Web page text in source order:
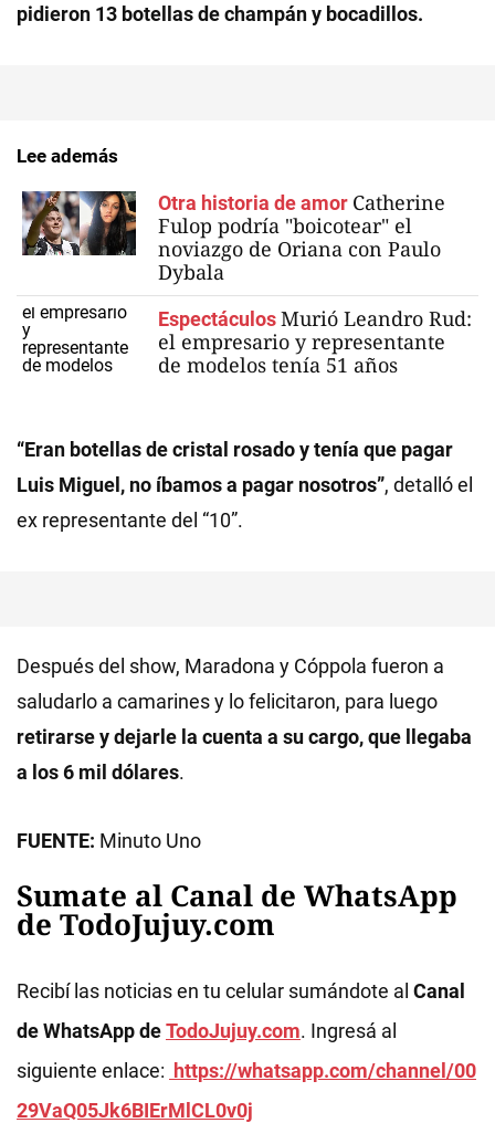
pidieron 13 botellas de champán y bocadillos.
Lee además
Otra historia de amor Catherine
Fulop podría "boicotear" el
noviazgo de Oriana con Paulo
Dybala
EspectáculosMurió Leandro Rud:
el empresario y representante
de modelos tenía 51 años
“Eran botellas de cristal rosado y tenía que pagar
Luis Miguel, no íbamos a pagar nosotros”, detalló el
ex representante del “10”.
Después del show, Maradona y Cóppola fueron a
saludarlo a camarines y lo felicitaron, para luego
retirarse y dejarle la cuenta a su cargo, que llegaba
a los 6 mil dólares.
FUENTE: Minuto Uno
Sumate al Canal de WhatsApp
de TodoJujuy.com
Recibí las noticias en tu celular sumándote al Canal
de WhatsApp deTodoJujuy.com. Ingresá al
siguiente enlace: https://whatsapp.com/channel/00
29VaQ05Jk6BIErMlCL0v0j